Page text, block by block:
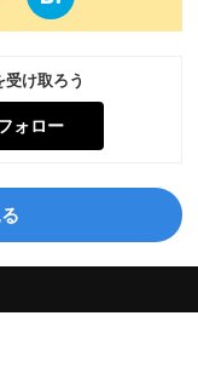
け取ろう
ォロー